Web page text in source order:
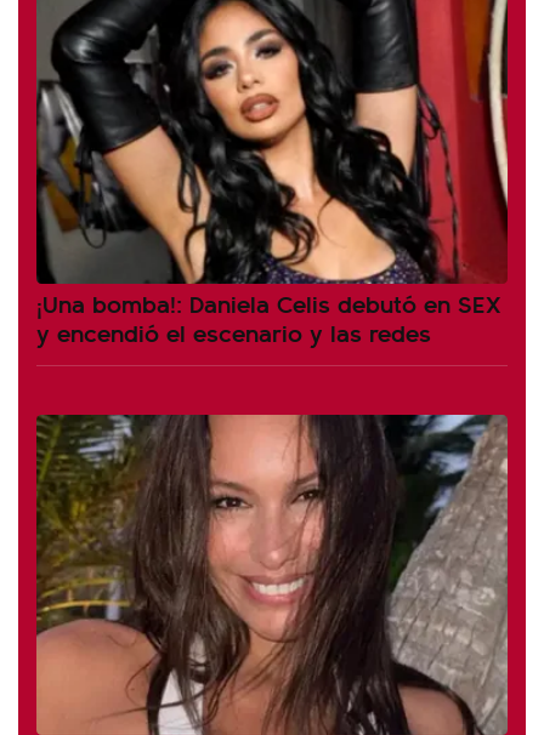
¡Una bomba!: Daniela Celis debutó en SEX
y encendió el escenario y las redes